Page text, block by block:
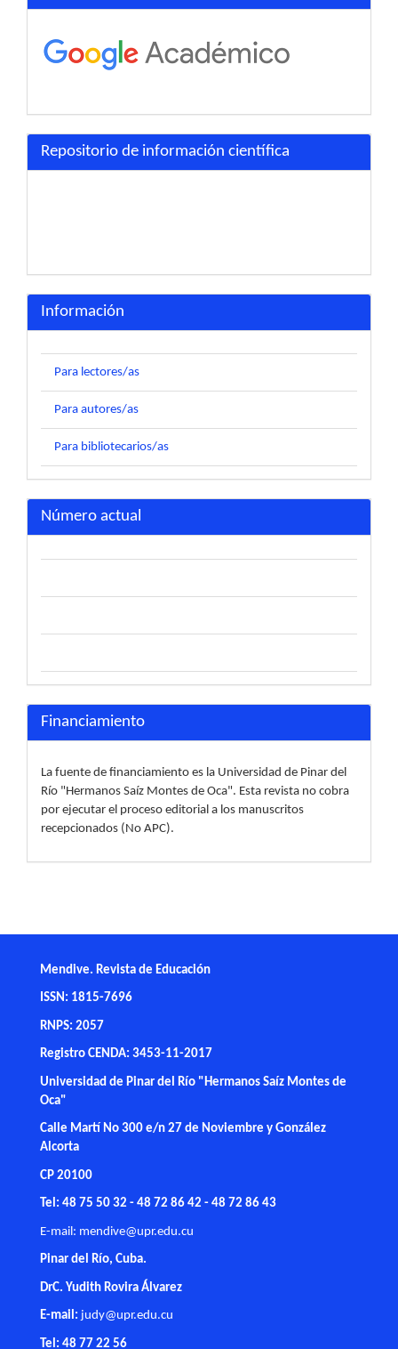
Repositorio de información científica
Información
Para lectores/as
Para autores/as
Para bibliotecarios/as
Número actual
Financiamiento
La fuente de financiamiento es la Universidad de Pinar del
Río "Hermanos Saíz Montes de Oca". Esta revista no cobra
por ejecutar el proceso editorial a los manuscritos
recepcionados (No APC).
Mendive. Revista de Educación
ISSN: 1815-7696
RNPS: 2057
Registro CENDA: 3453-11-2017
Universidad de Pinar del Río "Hermanos Saíz Montes de
Oca"
Calle Martí No 300 e/n 27 de Noviembre y González
Alcorta
CP 20100
Tel: 48 75 50 32 - 48 72 86 42 - 48 72 86 43
E-mail: mendive@upr.edu.cu
Pinar del Río, Cuba.
DrC. Yudith Rovira Álvarez
E-mail: judy@upr.edu.cu
Tel: 48 77 22 56